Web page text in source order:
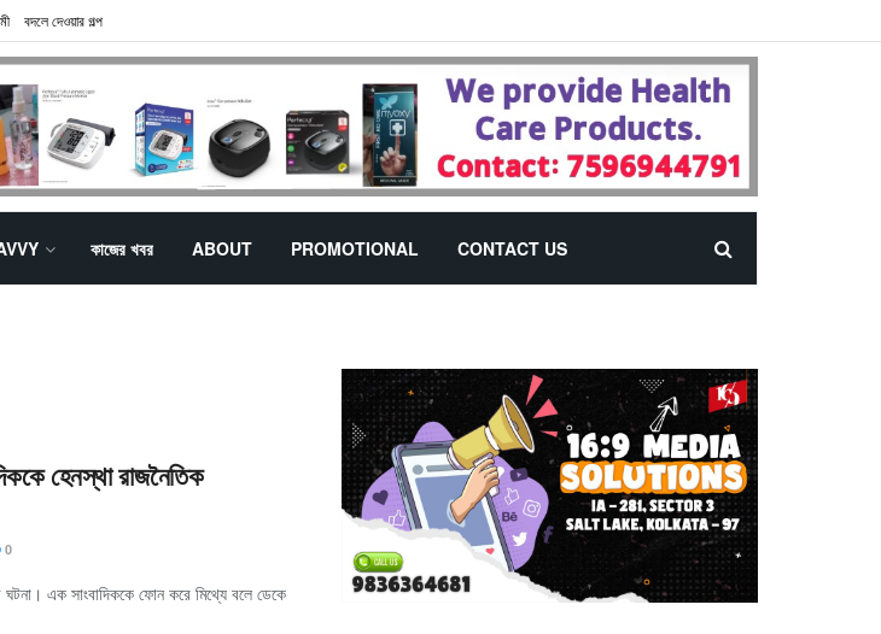
বদলে দেওয়ার গল্প
কাজের খবর ABOUT PROMOTIONAL CONTACT US
হেনস্থা রাজনৈতিক
0
এক সাংবাদিককে ফোন করে মিথ্যে বলে ডেকে